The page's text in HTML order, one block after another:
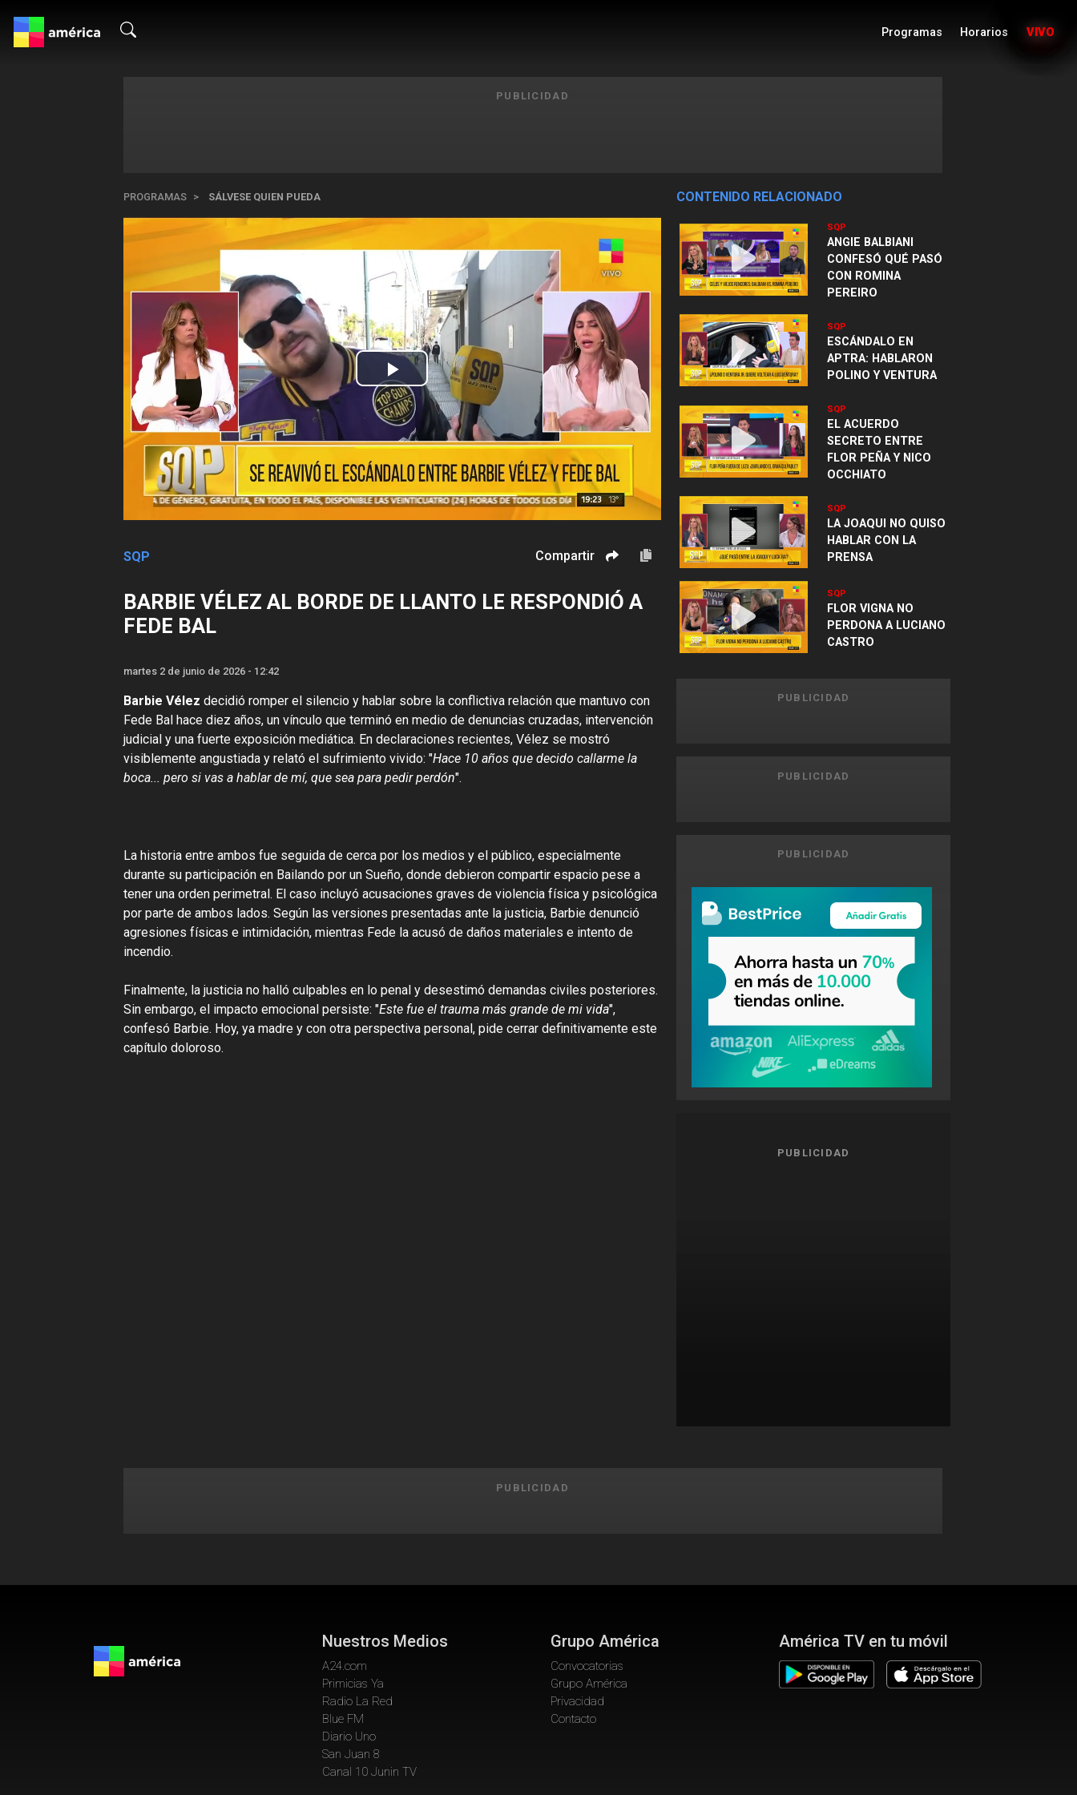
Programas Horarios VIVO
PUBLICIDAD
PROGRAMAS SÁLVESE QUIEN PUEDA
Play
Video
SQP Compartir
BARBIE VÉLEZ AL BORDE DE LLANTO LE RESPONDIÓ A
FEDE BAL
martes 2 de junio de 2026 - 12:42
Barbie Vélez decidió romper el silencio y hablar sobre la conflictiva relación que mantuvo con
Fede Bal hace diez años, un vínculo que terminó en medio de denuncias cruzadas, intervención
judicial y una fuerte exposición mediática. En declaraciones recientes, Vélez se mostró
visiblemente angustiada y relató el sufrimiento vivido: "Hace 10 años que decido callarme la
boca... pero si vas a hablar de mí, que sea para pedir perdón".
La historia entre ambos fue seguida de cerca por los medios y el público, especialmente
durante su participación en Bailando por un Sueño, donde debieron compartir espacio pese a
tener una orden perimetral. El caso incluyó acusaciones graves de violencia física y psicológica
por parte de ambos lados. Según las versiones presentadas ante la justicia, Barbie denunció
agresiones físicas e intimidación, mientras Fede la acusó de daños materiales e intento de
incendio.
Finalmente, la justicia no halló culpables en lo penal y desestimó demandas civiles posteriores.
Sin embargo, el impacto emocional persiste: "Este fue el trauma más grande de mi vida",
confesó Barbie. Hoy, ya madre y con otra perspectiva personal, pide cerrar definitivamente este
capítulo doloroso.
CONTENIDO RELACIONADO
SQP
ANGIE BALBIANI
CONFESÓ QUÉ PASÓ
CON ROMINA
PEREIRO
SQP
ESCÁNDALO EN
APTRA: HABLARON
POLINO Y VENTURA
SQP
EL ACUERDO
SECRETO ENTRE
FLOR PEÑA Y NICO
OCCHIATO
SQP
LA JOAQUI NO QUISO
HABLAR CON LA
PRENSA
SQP
FLOR VIGNA NO
PERDONA A LUCIANO
CASTRO
PUBLICIDAD
PUBLICIDAD
PUBLICIDAD
PUBLICIDAD
PUBLICIDAD
Nuestros Medios
A24.com
Primicias Ya
Radio La Red
Blue FM
Diario Uno
San Juan 8
Canal 10 Junin TV
Grupo América
Convocatorias
Grupo América
Privacidad
Contacto
América TV en tu móvil